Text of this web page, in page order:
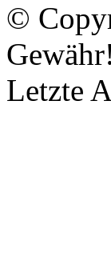
©
Gewähr!
Letzte